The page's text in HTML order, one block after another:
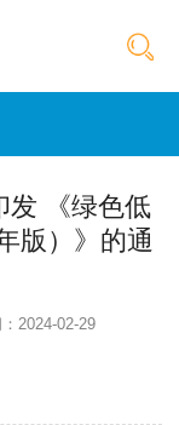
发 《绿色低
版）》的通
2024-02-29